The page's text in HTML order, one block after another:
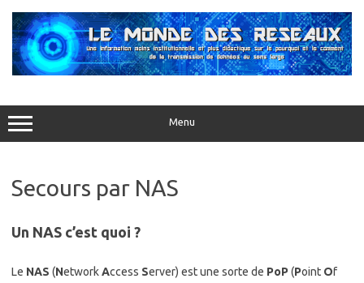
contenu
Menu
Secours par NAS
Un NAS c’est quoi ?
Le NAS (NetworkAccess Server) est une sorte de PoP (Point Of